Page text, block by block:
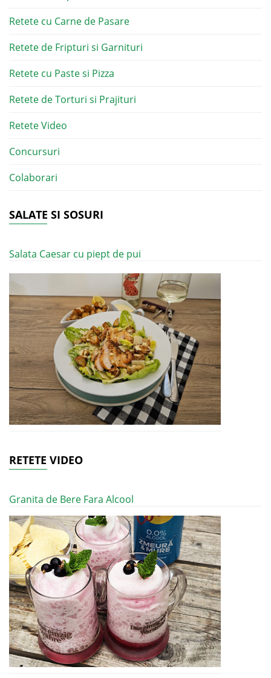
Retete cu Carne de Pasare
Retete de Fripturi si Garnituri
Retete cu Paste si Pizza
Retete de Torturi si Prajituri
Retete Video
Concursuri
Colaborari
SALATE SI SOSURI
Salata Caesar cu piept de pui
RETETE VIDEO
Granita de Bere Fara Alcool